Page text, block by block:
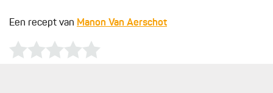
Een recept van Manon Van Aerschot